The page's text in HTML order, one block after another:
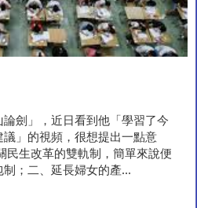
劍」，近日看到他「學習了今
」的視頻，很想提出一點意
民生改革的雙軌制，簡單來說便
；二、延長婦女的產...